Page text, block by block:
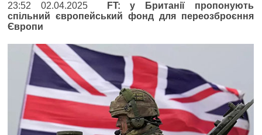
23:52 02.04.2025
FT: у Британії пропонують
спільний європейський фонд для переозброєння
Європи